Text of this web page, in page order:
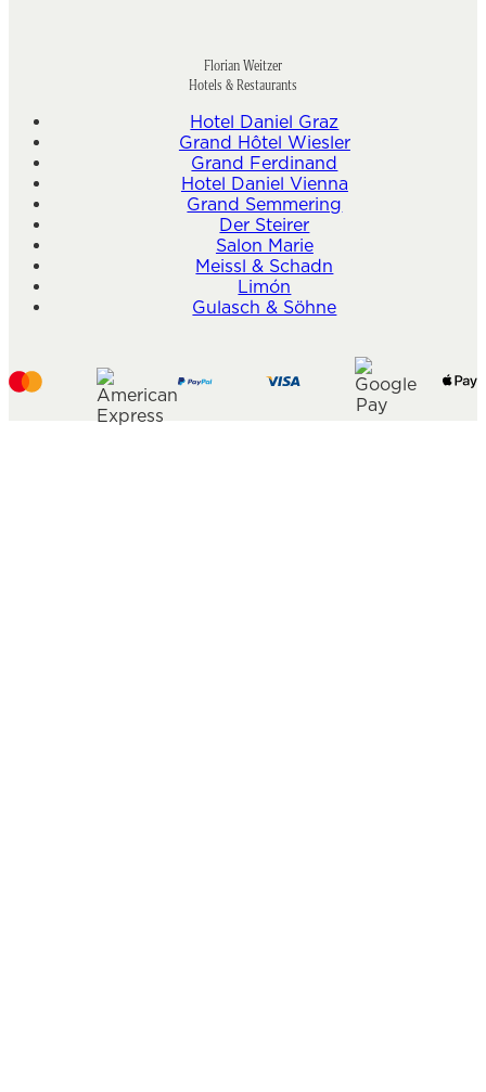
Florian Weitzer
Hotels & Restaurants
Hotel Daniel Graz
Grand Hôtel Wiesler
Grand Ferdinand
Hotel Daniel Vienna
Grand Semmering
Der Steirer
Salon Marie
Meissl & Schadn
Limón
Gulasch & Söhne